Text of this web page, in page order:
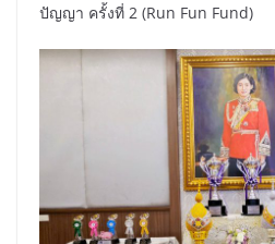
ปัญญา ครั้งที่ 2 (Run Fun Fund)